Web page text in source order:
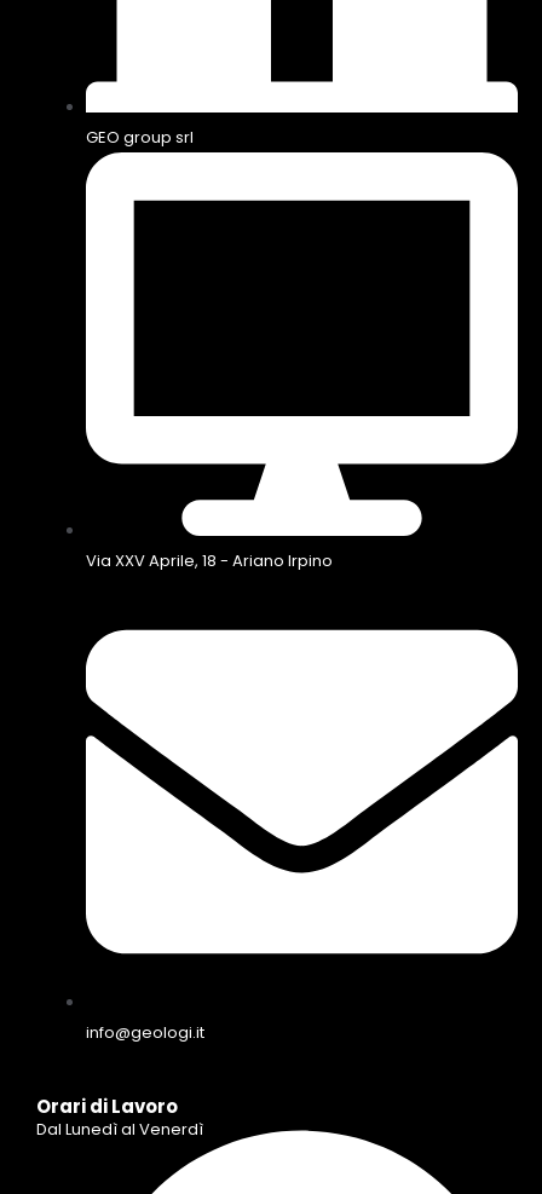
GEO group srl
Via XXV Aprile, 18 - Ariano Irpino
info@geologi.it
Orari di Lavoro
Dal Lunedì al Venerdì